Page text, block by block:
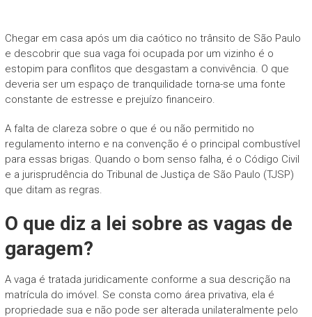
Chegar em casa após um dia caótico no trânsito de São Paulo
e descobrir que sua vaga foi ocupada por um vizinho é o
estopim para conflitos que desgastam a convivência. O que
deveria ser um espaço de tranquilidade torna-se uma fonte
constante de estresse e prejuízo financeiro.
A falta de clareza sobre o que é ou não permitido no
regulamento interno e na convenção é o principal combustível
para essas brigas. Quando o bom senso falha, é o Código Civil
e a jurisprudência do Tribunal de Justiça de São Paulo (TJSP)
que ditam as regras.
O que diz a lei sobre as vagas de
garagem?
A vaga é tratada juridicamente conforme a sua descrição na
matrícula do imóvel. Se consta como área privativa, ela é
propriedade sua e não pode ser alterada unilateralmente pelo